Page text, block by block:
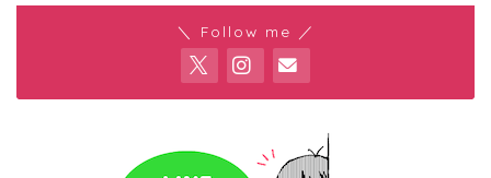
＼ Follow me ／